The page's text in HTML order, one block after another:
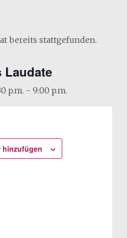
bereits stattgefunden.
Laudate
p.m. - 9:00 p.m.
hinzufügen